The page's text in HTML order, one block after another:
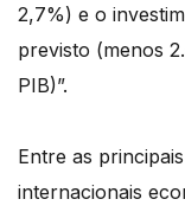
2,7%) e o
previsto (menos
PIB)”.
Entre as
internacionais